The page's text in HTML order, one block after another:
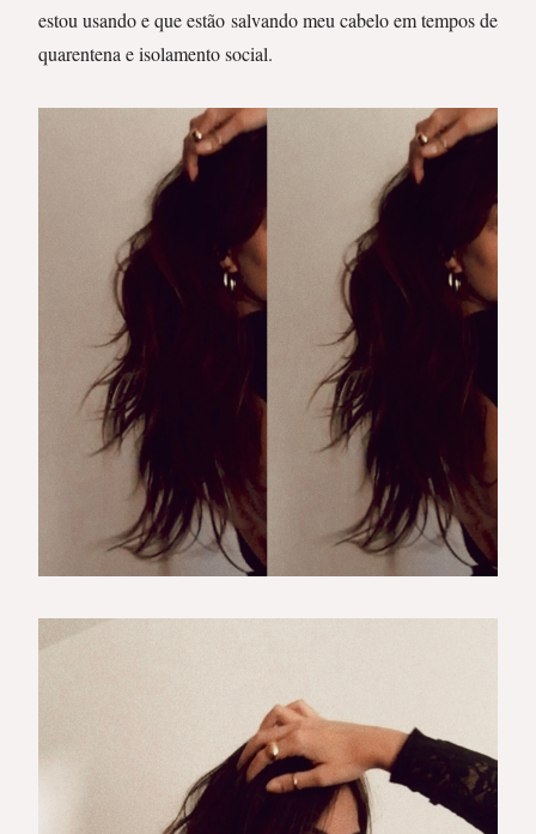
estou usando e que estão salvando meu cabelo em tempos de
quarentena e isolamento social.